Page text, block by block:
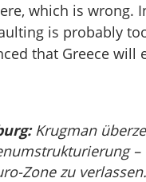
which is wrong.
is probably
that Greece will
Krugman
–
Zone zu verlassen.